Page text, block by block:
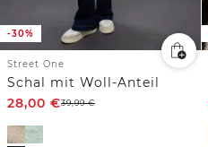
-30%
Street One
Schal mit Woll-Anteil
28,00 €39,99€